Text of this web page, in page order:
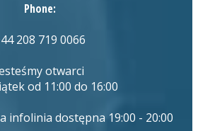
Phone:
208 719 0066
otwarci
od 11:00 do 16:00
infolinia dostępna 19:00 - 20:00